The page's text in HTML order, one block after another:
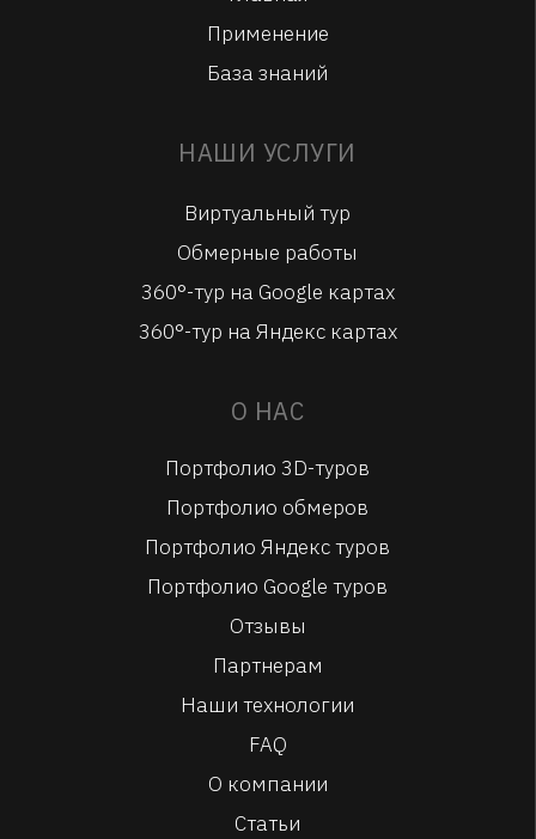
Применение
База знаний
НАШИ УСЛУГИ
Виртуальный тур
Обмерные работы
360°-тур на Google картах
360°-тур на Яндекс картах
О НАС
Портфолио 3D-туров
Портфолио обмеров
Портфолио Яндекс туров
Портфолио Google туров
Отзывы
Партнерам
Наши технологии
FAQ
О компании
Статьи